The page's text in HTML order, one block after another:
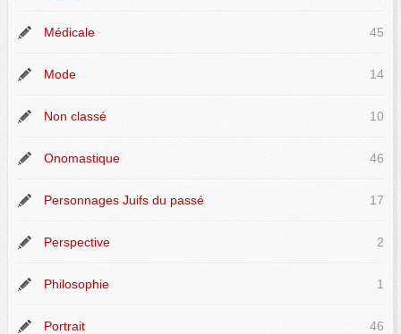
Médicale 45
Mode 14
Non classé 10
Onomastique 46
Personnages Juifs du passé 17
Perspective 2
Philosophie 1
Portrait 46